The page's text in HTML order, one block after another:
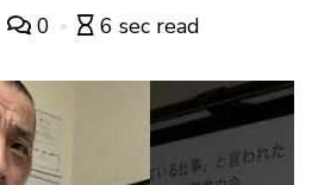
0 6 sec read